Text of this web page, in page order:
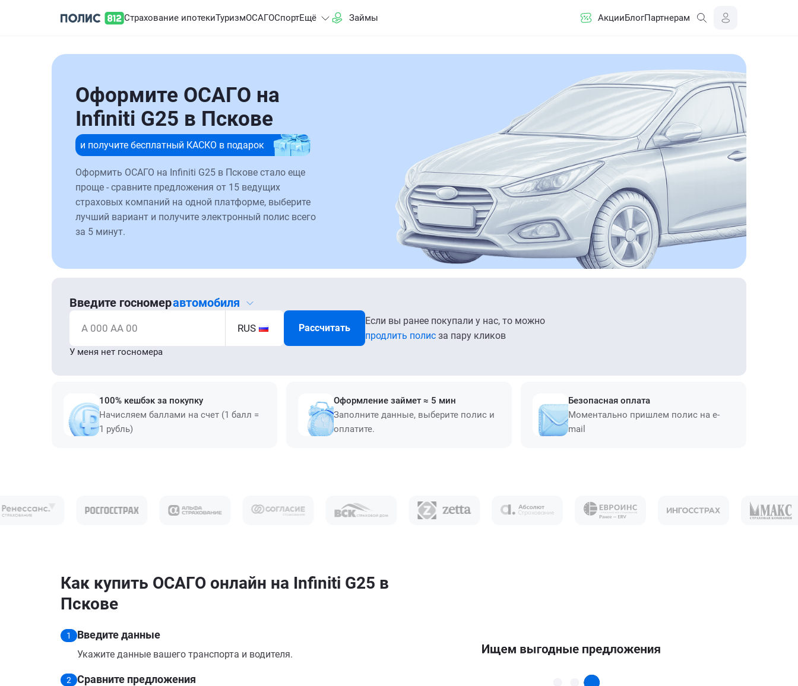
Страхование ипотекиТуризмОСАГОСпортЕщё Займы АкцииБлогПартнерам
Оформите ОСАГО на
Infiniti G25 в Пскове
и получите бесплатный КАСКО в подарок
Оформить ОСАГО на Infiniti G25 в Пскове стало еще
проще - сравните предложения от 15 ведущих
страховых компаний на одной платформе, выберите
лучший вариант и получите электронный полис всего
за 5 минут.
Введите госномеравтомобиля
А 000 АА 00 RUS Рассчитать
Если вы ранее покупали у нас, то можно
продлить полис за пару кликов
У меня нет госномера
100% кешбэк за покупку
Начисляем баллами на счет (1 балл =
1 рубль)
Оформление займет ≈ 5 мин
Заполните данные, выберите полис и
оплатите.
Безопасная оплата
Моментально пришлем полис на e-
mail
Как купить ОСАГО онлайн на Infiniti G25 в
Пскове
1 Введите данные
Укажите данные вашего транспорта и водителя.
2 Сравните предложения